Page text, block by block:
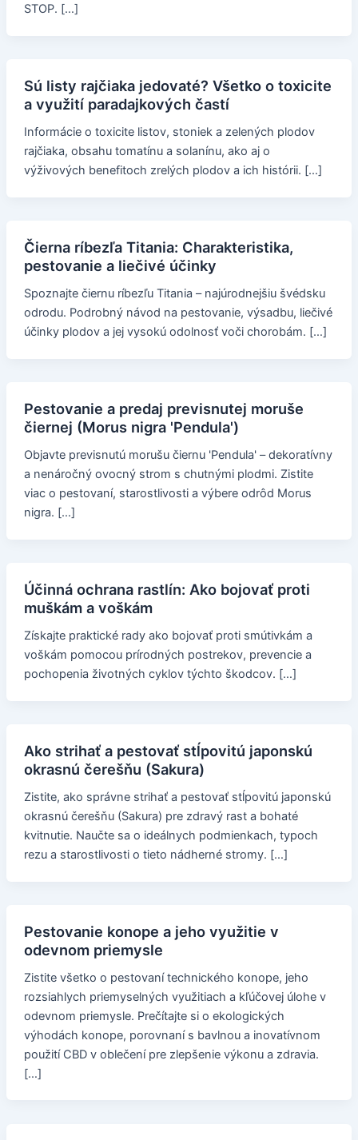
STOP. […]
Sú listy rajčiaka jedovaté? Všetko o toxicite
a využití paradajkových častí
Informácie o toxicite listov, stoniek a zelených plodov
rajčiaka, obsahu tomatínu a solanínu, ako aj o
výživových benefitoch zrelých plodov a ich histórii. […]
Čierna ríbezľa Titania: Charakteristika,
pestovanie a liečivé účinky
Spoznajte čiernu ríbezľu Titania – najúrodnejšiu švédsku
odrodu. Podrobný návod na pestovanie, výsadbu, liečivé
účinky plodov a jej vysokú odolnosť voči chorobám. […]
Pestovanie a predaj previsnutej moruše
čiernej (Morus nigra 'Pendula')
Objavte previsnutú morušu čiernu 'Pendula' – dekoratívny
a nenáročný ovocný strom s chutnými plodmi. Zistite
viac o pestovaní, starostlivosti a výbere odrôd Morus
nigra. […]
Účinná ochrana rastlín: Ako bojovať proti
muškám a voškám
Získajte praktické rady ako bojovať proti smútivkám a
voškám pomocou prírodných postrekov, prevencie a
pochopenia životných cyklov týchto škodcov. […]
Ako strihať a pestovať stĺpovitú japonskú
okrasnú čerešňu (Sakura)
Zistite, ako správne strihať a pestovať stĺpovitú japonskú
okrasnú čerešňu (Sakura) pre zdravý rast a bohaté
kvitnutie. Naučte sa o ideálnych podmienkach, typoch
rezu a starostlivosti o tieto nádherné stromy. […]
Pestovanie konope a jeho využitie v
odevnom priemysle
Zistite všetko o pestovaní technického konope, jeho
rozsiahlych priemyselných využitiach a kľúčovej úlohe v
odevnom priemysle. Prečítajte si o ekologických
výhodách konope, porovnaní s bavlnou a inovatívnom
použití CBD v oblečení pre zlepšenie výkonu a zdravia.
[…]